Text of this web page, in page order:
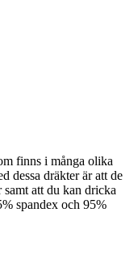
finns i många olika
dessa dräkter är att de
att du kan dricka
spandex och 95%